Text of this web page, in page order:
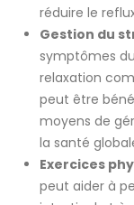
réduire le
Gestion du
symptômes
relaxation
peut être
moyens de
la santé
Exercices
peut aider à